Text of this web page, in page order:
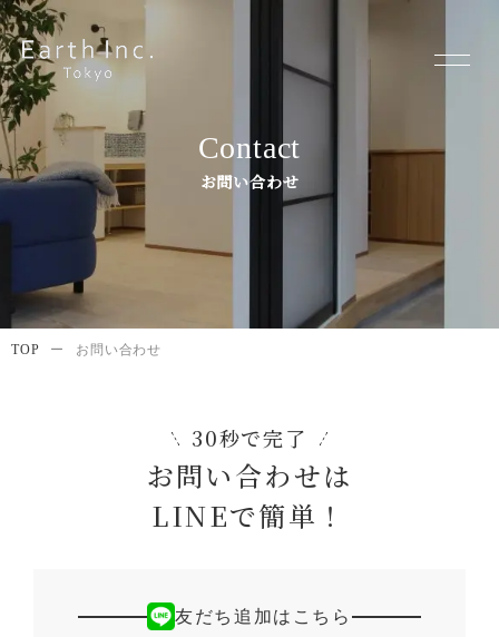
Contact
お問い合わせ
TOP ー お問い合わせ
30秒で完了
お問い合わせは
LINEで簡単！
友だち追加はこちら